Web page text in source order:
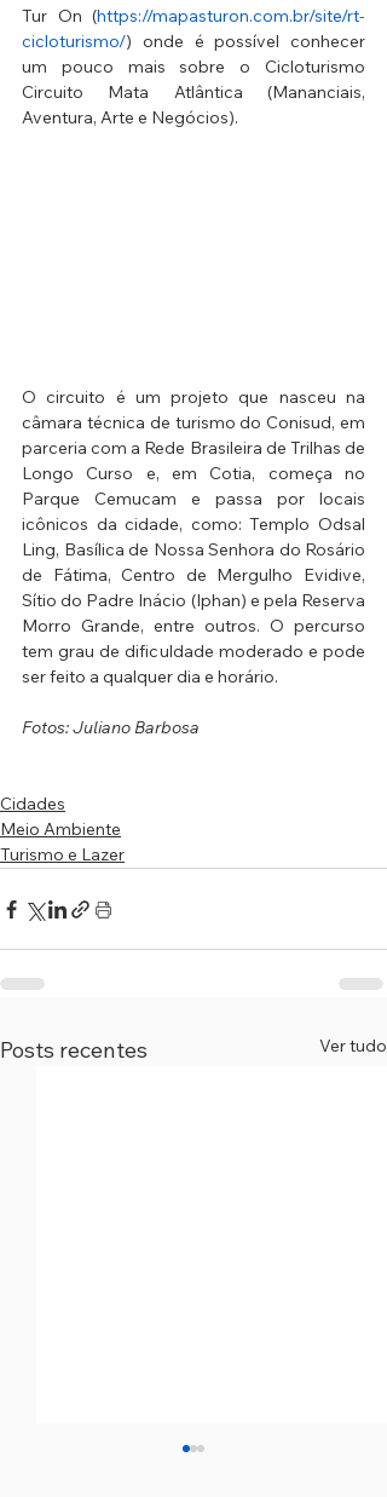
Tur On (https://mapasturon.com.br/site/rt-
cicloturismo/) onde é possível conhecer
um pouco mais sobre o Cicloturismo
Circuito Mata Atlântica (Mananciais,
Aventura, Arte e Negócios).
O circuito é um projeto que nasceu na
câmara técnica de turismo do Conisud, em
parceria com a Rede Brasileira de Trilhas de
Longo Curso e, em Cotia, começa no
Parque Cemucam e passa por locais
icônicos da cidade, como: Templo Odsal
Ling, Basílica de Nossa Senhora do Rosário
de Fátima, Centro de Mergulho Evidive,
Sítio do Padre Inácio (Iphan) e pela Reserva
Morro Grande, entre outros. O percurso
tem grau de dificuldade moderado e pode
ser feito a qualquer dia e horário.
Fotos: Juliano Barbosa
Cidades
Meio Ambiente
Turismo e Lazer
Posts recentes Ver tudo